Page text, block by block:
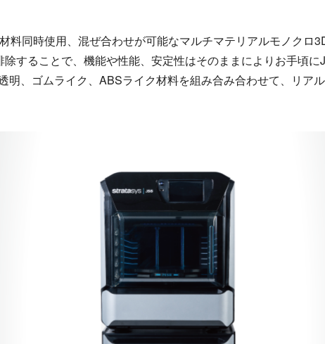
料同時使用、混ぜ合わせが可能なマルチマテリアルモノクロ
することで、機能や性能、安定性はそのままによりお手頃
明、ゴムライク、ABSライク材料を組み合み合わせて、リア